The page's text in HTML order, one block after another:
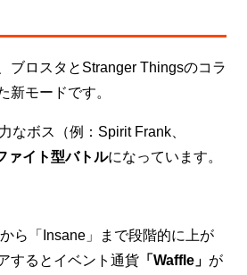
ブロスタとStranger Thingsのコラ
新モードです。
なボス（例：Spirit Frank、
ァイト型バトルになっています。
ら「Insane」まで段階的に上が
するとイベント通貨 「Waffle」 が